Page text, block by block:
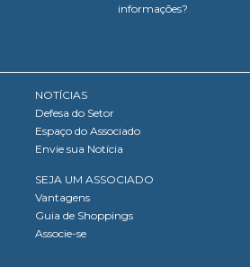
informações?
NOTÍCIAS
Defesa do Setor
Espaço do Associado
Envie sua Notícia
SEJA UM ASSOCIADO
Vantagens
Guia de Shoppings
Associe-se